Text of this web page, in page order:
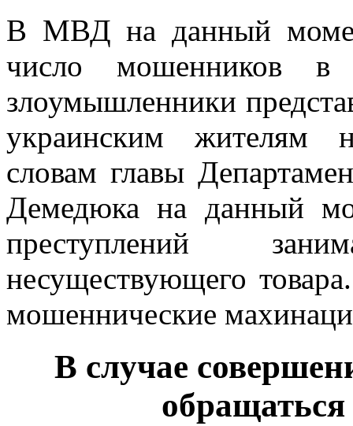
В МВД на данный
число мошенников в
злоумышленники
украинским жителям
словам главы
Демедюка на данный
преступлений
несуществующего
мошеннические
В случае